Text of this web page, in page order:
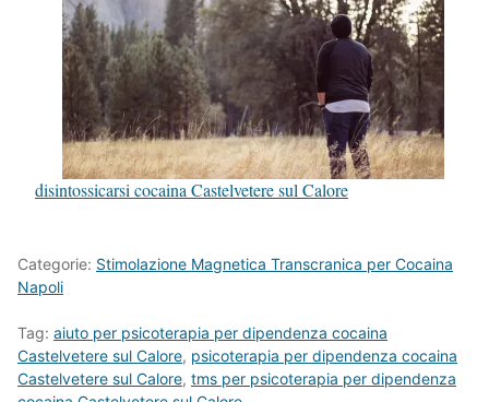
disintossicarsi cocaina Castelvetere sul Calore
Categorie: Stimolazione Magnetica Transcranica per Cocaina
Napoli
Tag: aiuto per psicoterapia per dipendenza cocaina
Castelvetere sul Calore, psicoterapia per dipendenza cocaina
Castelvetere sul Calore, tms per psicoterapia per dipendenza